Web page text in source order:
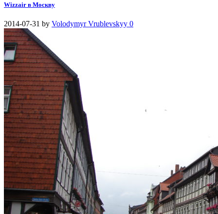
Wizzair в Москву
2014-07-31 by Volodymyr Vrublevskyy 0